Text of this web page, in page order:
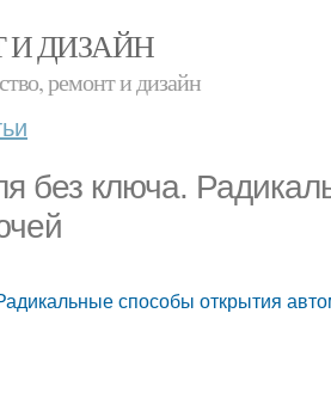
И ДИЗАЙН
ремонт и дизайн
без ключа.
способы открытия